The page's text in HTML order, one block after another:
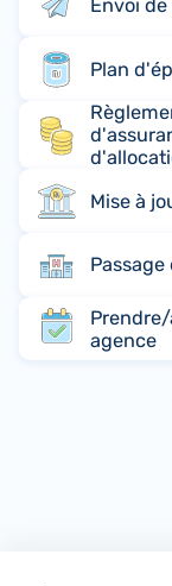
Envoi
Plan
Mise à
agence